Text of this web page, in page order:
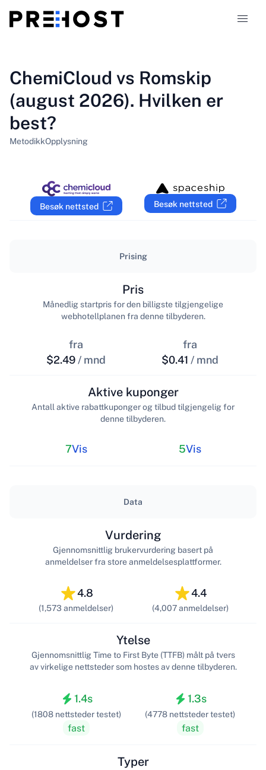
Sammenligninger
NO
ChemiCloud vs Romskip
(august 2026). Hvilken er
best?
MetodikkOpplysning
Besøk nettsted Besøk nettsted
Prising
fra
$2.49 / mnd
Pris
Månedlig startpris for den billigste tilgjengelige
webhotellplanen fra denne tilbyderen.
fra
$0.41 / mnd
7Vis
Aktive kuponger
Antall aktive rabattkuponger og tilbud tilgjengelig for
denne tilbyderen.
5Vis
Data
4.8
(1,573 anmeldelser)
Vurdering
Gjennomsnittlig brukervurdering basert på
anmeldelser fra store anmeldelsesplattformer.
4.4
(4,007 anmeldelser)
1.4s
(1808 nettsteder testet)
fast
Ytelse
Gjennomsnittlig Time to First Byte (TTFB) målt på tvers
av virkelige nettsteder som hostes av denne tilbyderen.
1.3s
(4778 nettsteder testet)
fast
Typer